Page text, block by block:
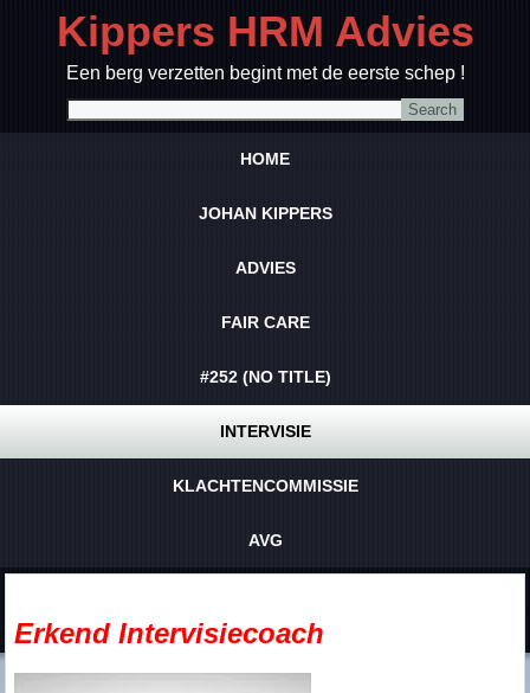
Kippers HRM Advies
Een berg verzetten begint met de eerste schep !
HOME
JOHAN KIPPERS
ADVIES
FAIR CARE
#252 (NO TITLE)
INTERVISIE
KLACHTENCOMMISSIE
AVG
Erkend Intervisiecoach